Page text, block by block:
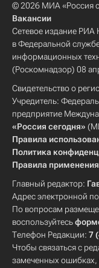
© 2026 МИА «Россия
Вакансии
Сетевое издание РИА
в Федеральной
информационных
(Роскомнадзор) 08
Свидетельство о
Учредитель:
предприятие
«Россия сегодня»
Правила
Политика
Правила
Главный редактор:
Адрес электронной
По вопросам
воспользуйтесь
Телефон Редакции: 7
Чтобы связаться с
замеченных ошибках,